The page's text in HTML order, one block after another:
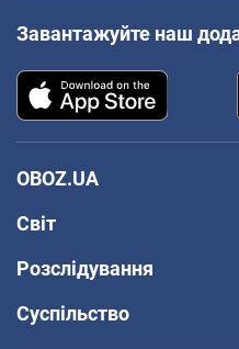
Завантажуйте наш
OBOZ.UA
Світ
Розслідування
Суспільство